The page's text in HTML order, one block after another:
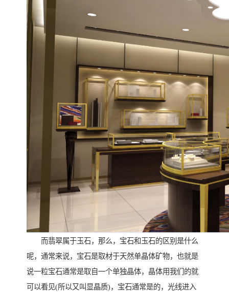
而翡翠属于玉石，那么，宝石和玉石的区别是什么
呢，通常来说，宝石是取材于天然单晶体矿物，也就是
说一粒宝石通常是取自一个单独晶体，晶体用我们的就
可以看见(所以又叫显晶质)，宝石通常是的，光线进入